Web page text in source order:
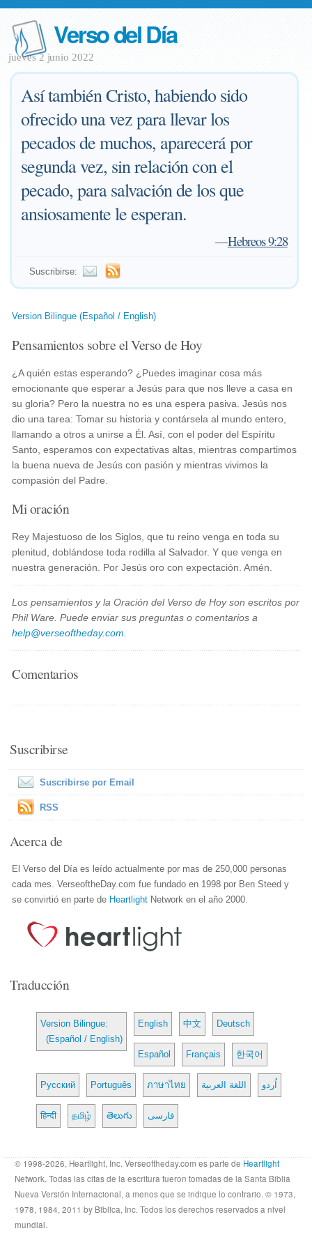
Verso del Día
jueves 2 junio 2022
Así también Cristo, habiendo sido
ofrecido una vez para llevar los
pecados de muchos, aparecerá por
segunda vez, sin relación con el
pecado, para salvación de los que
ansiosamente le esperan.
—Hebreos 9:28
Suscribirse:
Version Bilingue (Español / English)
Pensamientos sobre el Verso de Hoy
¿A quién estas esperando? ¿Puedes imaginar cosa más
emocionante que esperar a Jesús para que nos lleve a casa en
su gloria? Pero la nuestra no es una espera pasiva. Jesús nos
dio una tarea: Tomar su historia y contársela al mundo entero,
llamando a otros a unirse a Él. Así, con el poder del Espíritu
Santo, esperamos con expectativas altas, mientras compartimos
la buena nueva de Jesús con pasión y mientras vivimos la
compasión del Padre.
Mi oración
Rey Majestuoso de los Siglos, que tu reino venga en toda su
plenitud, doblándose toda rodilla al Salvador. Y que venga en
nuestra generación. Por Jesús oro con expectación. Amén.
Los pensamientos y la Oración del Verso de Hoy son escritos por
Phil Ware. Puede enviar sus preguntas o comentarios a
help@verseoftheday.com
Comentarios
Suscribirse
Suscribirse por Email
RSS
Acerca de
El Verso del Día es leído actualmente por mas de 250,000 personas
cada mes. VerseoftheDay.com fue fundado en 1998 por Ben Steed y
se convirtió en parte de Heartlight Network en el año 2000.
Traducción
Version Bilingue:
(Español / English)
English 中文 Deutsch
Español Français 한국어
Русский Português ภาษาไทย اللغة العربية اُردو
हिन्दी தமிழ் తెలుగు فارسی
© 1998-2026, Heartlight, Inc. Verseoftheday.com es parte de Heartlight
Network. Todas las citas de la escritura fueron tomadas de la Santa Biblia
Nueva Versión Internacional, a menos que se indique lo contrario. © 1973,
1978, 1984, 2011 by Biblica, Inc. Todos los derechos reservados a nivel
mundial.